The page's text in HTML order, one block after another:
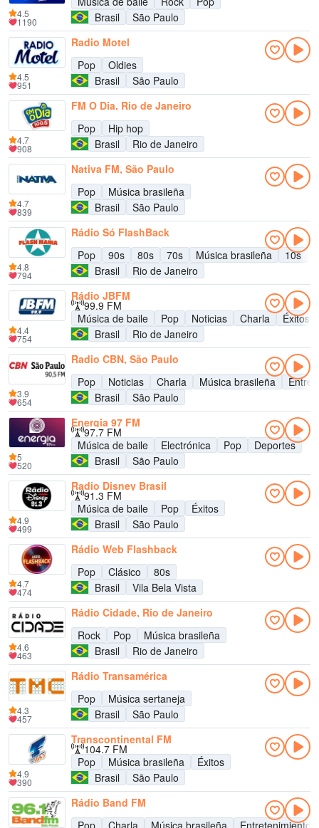
Brasil
São Paulo
4.5
1190
Radio Motel
Pop
Oldies
Brasil
São Paulo
4.5
951
FM O Dia, Rio de Janeiro
Pop
Hip hop
Brasil
Rio de Janeiro
4.7
908
Nativa FM, São Paulo
Pop
Música brasileña
Brasil
São Paulo
4.7
839
Rádio Só FlashBack
Pop
90s 80s 70s Música brasileña
10s
Brasil
Rio de Janeiro
4.8
794
Rádio JBFM
99.9 FM
Música de baile
Pop Noticias Charla
Éxitos
Brasil
Rio de Janeiro
4.4
754
Radio CBN, São Paulo
Pop
Noticias Charla Música brasileña
Brasil
São Paulo
3.9
654
Energia 97 FM
97.7 FM
Música de baile
Electrónica Pop
Deportes
Brasil
São Paulo
5
520
Radio Disney Brasil
91.3 FM
Música de baile
Pop
Éxitos
Brasil
São Paulo
4.9
499
Rádio Web Flashback
Pop
Clásico
80s
Brasil
Vila Bela Vista
4.7
474
Rádio Cidade, Rio de Janeiro
Rock
Pop
Música brasileña
Brasil
Rio de Janeiro
4.6
463
Rádio Transamérica
Pop
Música sertaneja
Brasil
São Paulo
4.3
457
Transcontinental FM
104.7 FM
Pop
Música brasileña
Éxitos
Brasil
São Paulo
4.9
390
Rádio Band FM
Pop
Charla Música brasileña Entretenimiento